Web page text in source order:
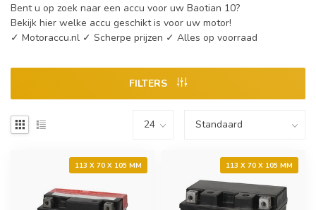
Bent u op zoek naar een accu voor uw Baotian 10?
Bekijk hier welke accu geschikt is voor uw motor!
✓ Motoraccu.nl ✓ Scherpe prijzen ✓ Alles op voorraad
FILTERS
113 X 70 X 105 MM 113 X 70 X 105 MM